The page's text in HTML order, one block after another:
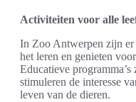
Activiteiten voor alle
In Zoo Antwerpen zijn
het leren en genieten
Educatieve
stimuleren de interesse
leven van de dieren.